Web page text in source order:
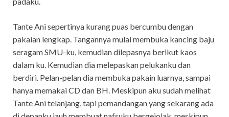
Tante Ani sepertinya kurang puas bercumbu dengan
pakaian lengkap. Tangannya mulai membuka kancing baju
seragam SMU-ku, kemudian dilepasnya berikut kaos
dalam ku. Kemudian dia melepaskan pelukanku dan
berdiri. Pelan-pelan dia membuka pakain luarnya, sampai
hanya memakai CD dan BH. Meskipun aku sudah melihat
Tante Ani telanjang, tapi pemandangan yang sekarang ada